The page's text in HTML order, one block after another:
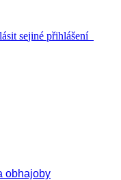
sejiné přihlášení
obhajoby